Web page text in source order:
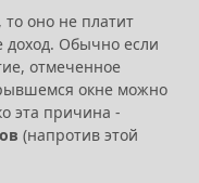
оно не платит
доход. Обычно если
отмеченное
окне можно
эта причина -
(напротив этой